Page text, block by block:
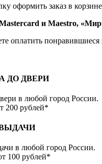
оформить заказ в
и Maestro,
оплатить понравившиеся
ДО ДВЕРИ
в любой город России.
200 рублей*
в любой город России.
100 рублей*